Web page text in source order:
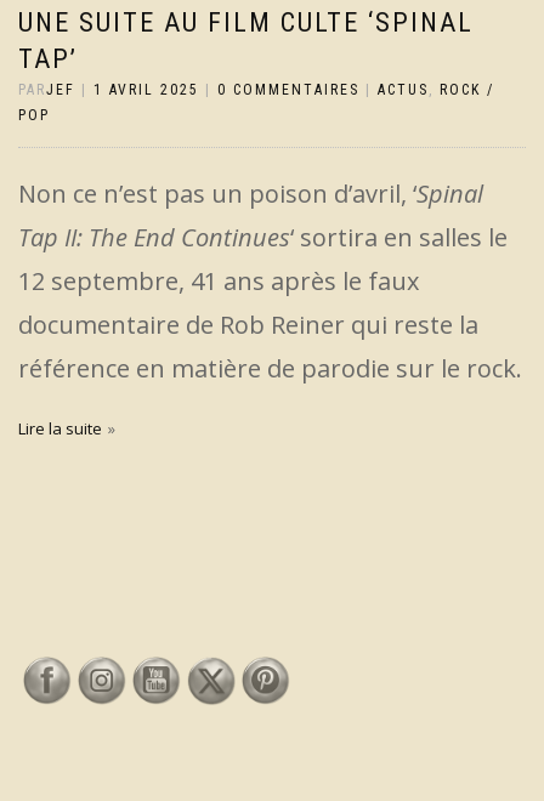
UNE SUITE AU FILM CULTE ‘SPINAL
TAP’
PARJEF | 1 AVRIL 2025 | 0 COMMENTAIRES | ACTUS
ROCK /
POP
Non ce n’est pas un poison d’avril, ‘Spinal
Tap II: The End Continues‘ sortira en salles le
12 septembre, 41 ans après le faux
documentaire de Rob Reiner qui reste la
référence en matière de parodie sur le rock.
Lire la suite